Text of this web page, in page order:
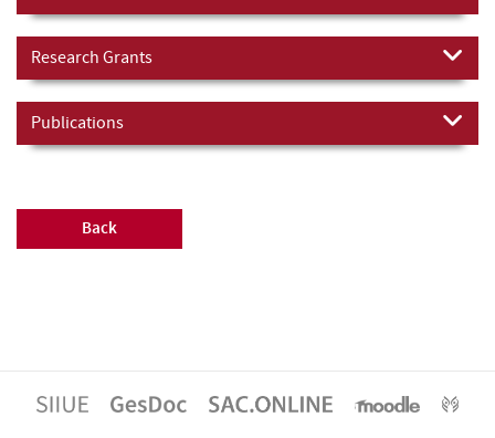
Research Grants
Publications
Back